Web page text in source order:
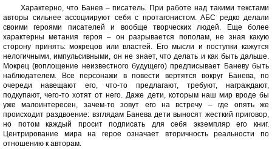
Характерно, что Банев – писатель. При работе над такими текстами
авторы сильнее ассоциируют себя с протагонистом. АБС редко делали
своими героями писателей и вообще творческих людей. Еще более
характерны метания героя – он разрывается пополам, не зная какую
сторону принять: мокрецов или властей. Его мысли и поступки кажутся
нелогичными, импульсивными, он не знает, что делать и как быть дальше.
Мокрец (воплощение неизвестного будущего) предписывает Баневу быть
наблюдателем. Все персонажи в повести вертятся вокруг Банева, по
очереди навещают его, что-то предлагают, требуют, награждают,
подкупают, чего-то хотят от него. Даже дети, которым наш мир вроде бы
уже малоинтересен, зачем-то зовут его на встречу – где опять же
происходит раздвоение: взглядам Банева дети выносят жесткий приговор,
но потом каждый просит подписать для себя экземпляр его книг.
Центрирование мира на герое означает вторичность реальности по
отношению к авторам.